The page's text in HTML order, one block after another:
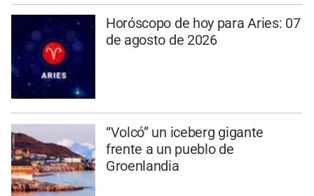
Horóscopo de hoy para Aries: 07
de agosto de 2026
“Volcó” un iceberg gigante
frente a un pueblo de
Groenlandia